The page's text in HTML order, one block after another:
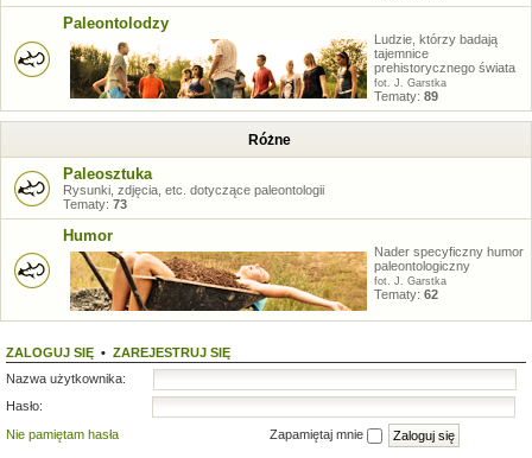
Paleontolodzy
Ludzie, którzy badają
tajemnice
prehistorycznego świata
fot. J. Garstka
Tematy: 89
Różne
Paleosztuka
Rysunki, zdjęcia, etc. dotyczące paleontologii
Tematy: 73
Humor
Nader specyficzny humor
paleontologiczny
fot. J. Garstka
Tematy: 62
ZALOGUJ SIĘ • ZAREJESTRUJ SIĘ
Nazwa użytkownika:
Hasło:
Nie pamiętam hasła
Zapamiętaj mnie